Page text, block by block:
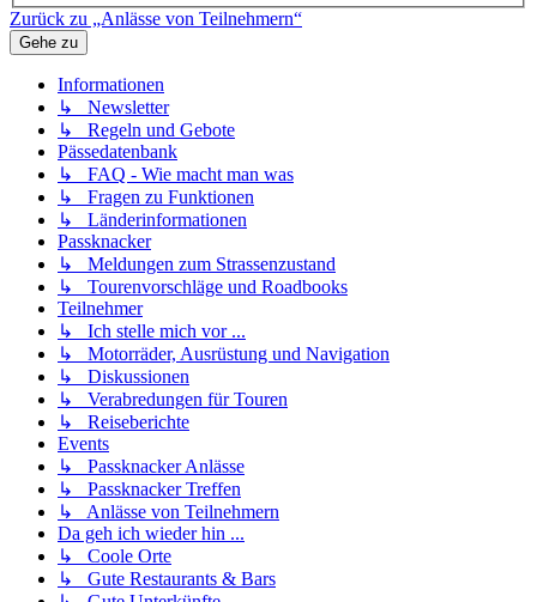
Zurück zu „Anlässe von Teilnehmern“
Gehe zu
Informationen
↳ Newsletter
↳ Regeln und Gebote
Pässedatenbank
↳ FAQ - Wie macht man was
↳ Fragen zu Funktionen
↳ Länderinformationen
Passknacker
↳ Meldungen zum Strassenzustand
↳ Tourenvorschläge und Roadbooks
Teilnehmer
↳ Ich stelle mich vor ...
↳ Motorräder, Ausrüstung und Navigation
↳ Diskussionen
↳ Verabredungen für Touren
↳ Reiseberichte
Events
↳ Passknacker Anlässe
↳ Passknacker Treffen
↳ Anlässe von Teilnehmern
Da geh ich wieder hin ...
↳ Coole Orte
↳ Gute Restaurants & Bars